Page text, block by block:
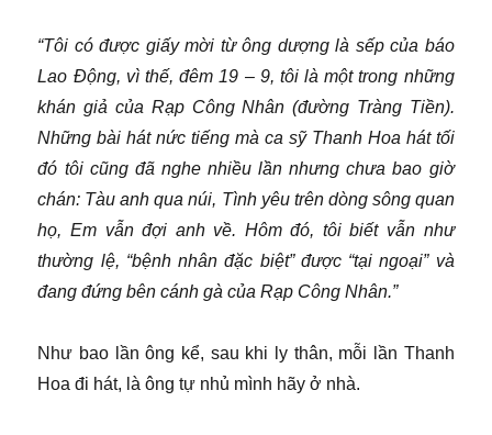
“Tôi có được giấy mời từ ông dượng là sếp của báo
Lao Động, vì thế, đêm 19 – 9, tôi là một trong những
khán giả của Rạp Công Nhân (đường Tràng Tiền).
Những bài hát nức tiếng mà ca sỹ Thanh Hoa hát tối
đó tôi cũng đã nghe nhiều lần nhưng chưa bao giờ
chán: Tàu anh qua núi, Tình yêu trên dòng sông quan
họ, Em vẫn đợi anh về. Hôm đó, tôi biết vẫn như
thường lệ, “bệnh nhân đặc biệt” được “tại ngoại” và
đang đứng bên cánh gà của Rạp Công Nhân.”
Như bao lần ông kể, sau khi ly thân, mỗi lần Thanh
Hoa đi hát, là ông tự nhủ mình hãy ở nhà.